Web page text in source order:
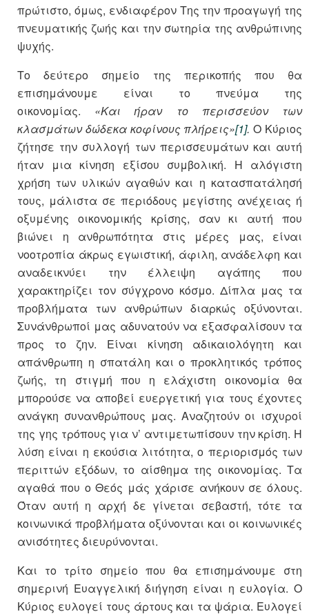
πρώτιστο, όμως, ενδιαφέρον Της την προαγωγή της
πνευματικής ζωής και την σωτηρία της ανθρώπινης
ψυχής.
Το δεύτερο σημείο της περικοπής που θα
επισημάνουμε είναι το πνεύμα της
οικονομίας. «Και ήραν το περισσεύον των
κλασμάτων δώδεκα κοφίνους πλήρεις»[1].Ο Κύριος
ζήτησε την συλλογή των περισσευμάτων και αυτή
ήταν μια κίνηση εξίσου συμβολική. Η αλόγιστη
χρήση των υλικών αγαθών και η κατασπατάλησή
τους, μάλιστα σε περιόδους μεγίστης ανέχειας ή
οξυμένης οικονομικής κρίσης, σαν κι αυτή που
βιώνει η ανθρωπότητα στις μέρες μας, είναι
νοοτροπία άκρως εγωιστική, άφιλη, ανάδελφη και
αναδεικνύει την έλλειψη αγάπης που
χαρακτηρίζει τον σύγχρονο κόσμο. Δίπλα μας τα
προβλήματα των ανθρώπων διαρκώς οξύνονται.
Συνάνθρωποί μας αδυνατούν να εξασφαλίσουν τα
προς το ζην. Είναι κίνηση αδικαιολόγητη και
απάνθρωπη η σπατάλη και ο προκλητικός τρόπος
ζωής, τη στιγμή που η ελάχιστη οικονομία θα
μπορούσε να αποβεί ευεργετική για τους έχοντες
ανάγκη συνανθρώπους μας. Αναζητούν οι ισχυροί
της γης τρόπους για ν’ αντιμετωπίσουν την κρίση. Η
λύση είναι η εκούσια λιτότητα, ο περιορισμός των
περιττών εξόδων, το αίσθημα της οικονομίας. Τα
αγαθά που ο Θεός μάς χάρισε ανήκουν σε όλους.
Όταν αυτή η αρχή δε γίνεται σεβαστή, τότε τα
κοινωνικά προβλήματα οξύνονται και οι κοινωνικές
ανισότητες διευρύνονται.
Και το τρίτο σημείο που θα επισημάνουμε στη
σημερινή Ευαγγελική διήγηση είναι η ευλογία. Ο
Κύριος ευλογεί τους άρτους και τα ψάρια. Ευλογεί